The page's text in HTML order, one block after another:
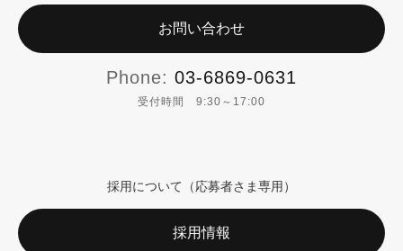
お問い合わせ
Phone: 03-6869-0631
受付時間 9:30～17:00
採用について（応募者さま専用）
採用情報